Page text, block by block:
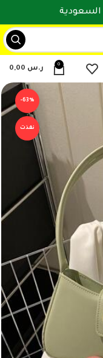
0
ر.س
-63%
نفذت
السعودية